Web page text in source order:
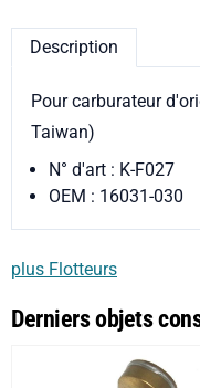
Description
Pour carburateur
Taiwan)
N° d'art : K-F027
OEM : 16031-030
plus Flotteurs
Derniers objets